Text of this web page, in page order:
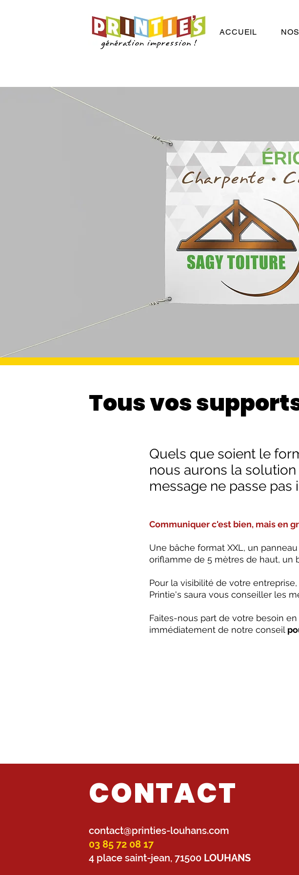
ACCUEIL
Tous vos
Quels que soient le
nous aurons la
message ne passe pas
Communiquer c'est bien, mais en
Une bâche format XXL, un
oriflamme de 5 mètres de haut, un
Pour la visibilité de votre
Printie's saura vous conseiller les
Faites-nous part de votre besoin en
immédiatement de notre conseil
CONTACT
contact@printies-louhans.com
03 85 72 08 17
4 place saint-jean, 71500 LOUHANS